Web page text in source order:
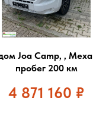
Joa Camp, ,
пробег 200 км
4 871 160 ₽